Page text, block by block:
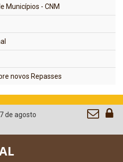
Municípios - CNM
novos Repasses
de agosto